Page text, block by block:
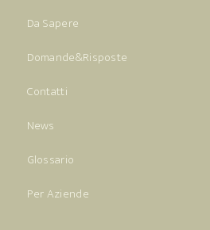
Da Sapere
Domande&Risposte
Contatti
News
Glossario
Per Aziende